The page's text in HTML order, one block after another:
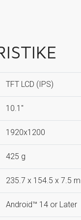
TFT LCD (IPS)
10.1"
1920x1200
425 g
235.7 x 154.5 x 7.5
Android™ 14 or Later